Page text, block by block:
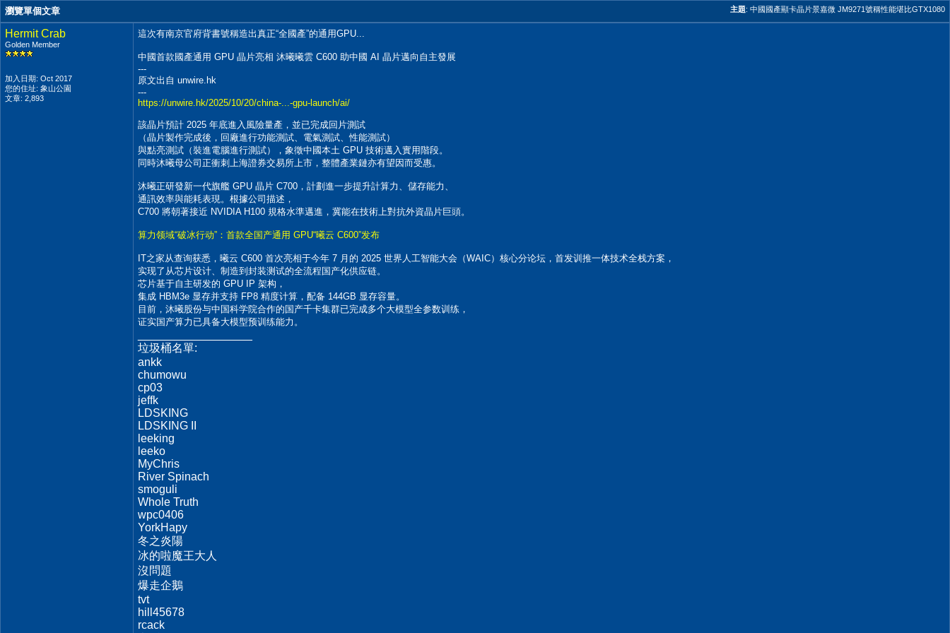
主題: 中國國產顯卡晶片景嘉微 JM9271號稱性能堪比GTX1080
瀏覽單個文章
Hermit Crab
Golden Member
加入日期: Oct 2017
您的住址: 象山公園
文章: 2,893
這次有南京官府背書號稱造出真正“全國產”的通用GPU...
中國首款國產通用 GPU 晶片亮相 沐曦曦雲 C600 助中國 AI 晶片邁向自主發展
---
原文出自 unwire.hk
---
https://unwire.hk/2025/10/20/china-...-gpu-launch/ai/
該晶片預計 2025 年底進入風險量產，並已完成回片測試
（晶片製作完成後，回廠進行功能測試、電氣測試、性能測試）
與點亮測試（裝進電腦進行測試），象徵中國本土 GPU 技術邁入實用階段。
同時沐曦母公司正衝刺上海證券交易所上市，整體產業鏈亦有望因而受惠。
沐曦正研發新一代旗艦 GPU 晶片 C700，計劃進一步提升計算力、儲存能力、
通訊效率與能耗表現。根據公司描述，
C700 將朝著接近 NVIDIA H100 規格水準邁進，冀能在技術上對抗外資晶片巨頭。
算力领域“破冰行动”：首款全国产通用 GPU“曦云 C600”发布
IT之家从查询获悉，曦云 C600 首次亮相于今年 7 月的 2025 世界人工智能大会（WAIC）核心分论坛，首发训推一体技术全栈方案，
实现了从芯片设计、制造到封装测试的全流程国产化供应链。
芯片基于自主研发的 GPU IP 架构，
集成 HBM3e 显存并支持 FP8 精度计算，配备 144GB 显存容量。
目前，沐曦股份与中国科学院合作的国产千卡集群已完成多个大模型全参数训练，
证实国产算力已具备大模型预训练能力。
垃圾桶名單:
ankk
chumowu
cp03
jeffk
LDSKING
LDSKING II
leeking
leeko
MyChris
River Spinach
smoguli
Whole Truth
wpc0406
YorkHapy
冬之炎陽
冰的啦魔王大人
沒問題
爆走企鵝
tvt
hill45678
rcack